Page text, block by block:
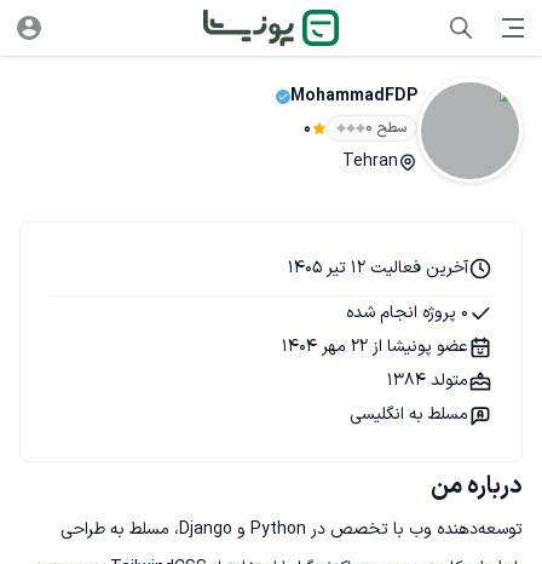
MohammadFDP
سطح ۰ 0
Tehran
درباره من
توسعه‌دهنده وب با تخصص در Python و Django، مسلط به طراحی
آخرین فعالیت 12 تیر 1405
0 پروژه انجام شده
عضو پونیشا از 22 مهر 1404
متولد 1384
مسلط به انگلیسی